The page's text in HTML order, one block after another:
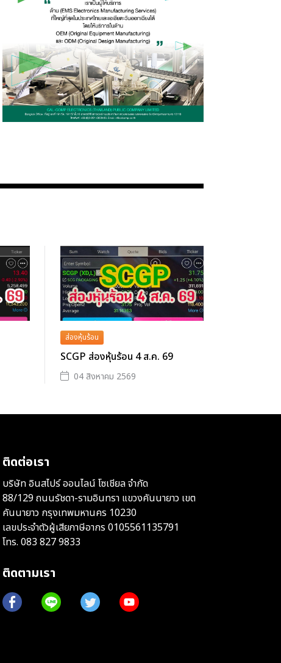
ส่องหุ้นร้อน
SCGP ส่องหุ้นร้อน 4 ส.ค. 69
04 สิงหาคม 2569
ติดต่อเรา
บริษัท อินสไปร์ ออนไลน์ โซเชียล จำกัด
88/129 ถนนรัชดา-รามอินทรา แขวงคันนายาว เขต
คันนายาว กรุงเทพมหานคร 10230
เลขประจำตัวผู้เสียภาษีอากร 0105561135791
โทร. 083 827 9833
ติดตามเรา